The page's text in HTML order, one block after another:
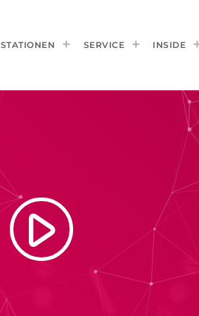
STATIONEN SERVICE INSIDE
play_arrow